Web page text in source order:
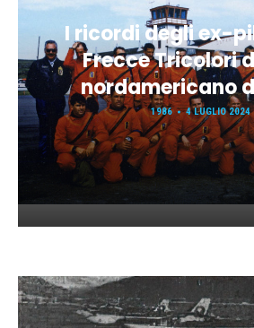
I ricordi degli ex-
Frecce Tricolori
nordamericano
1986 4 LUGLIO 2024